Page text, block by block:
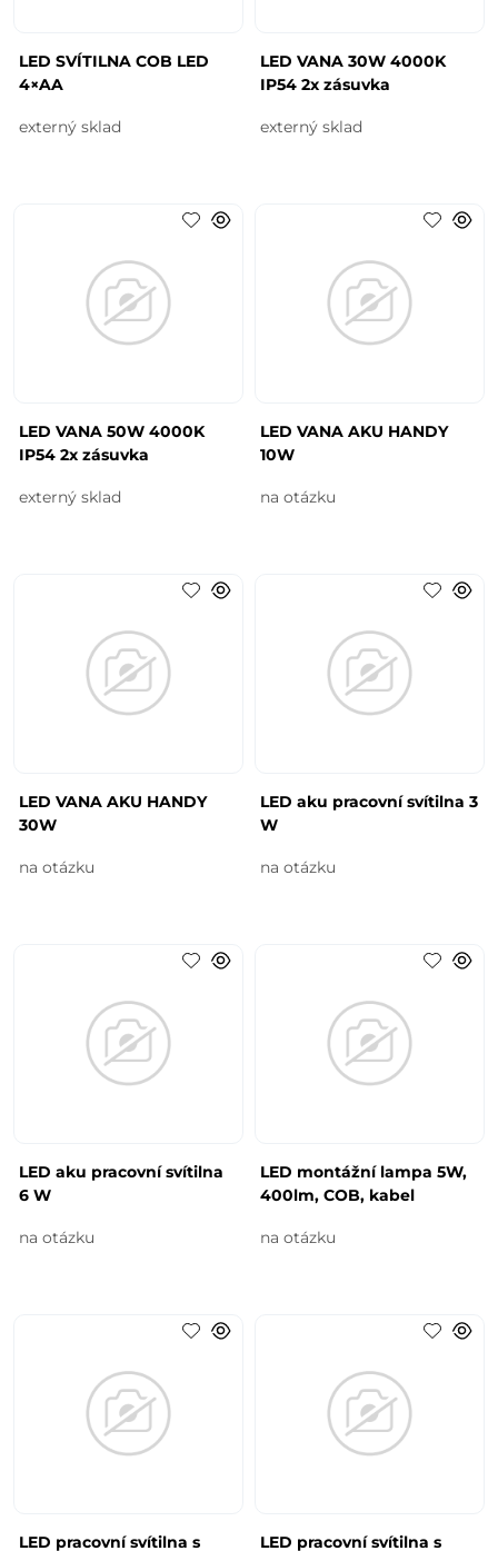
LED SVÍTILNA COB LED
4×AA
externý sklad
LED VANA 30W 4000K
IP54 2x zásuvka
externý sklad
LED VANA 50W 4000K
IP54 2x zásuvka
externý sklad
LED VANA AKU HANDY
10W
na otázku
LED VANA AKU HANDY
30W
na otázku
LED aku pracovní svítilna 3
W
na otázku
LED aku pracovní svítilna
6 W
na otázku
LED montážní lampa 5W,
400lm, COB, kabel
na otázku
LED pracovní svítilna s LED pracovní svítilna s